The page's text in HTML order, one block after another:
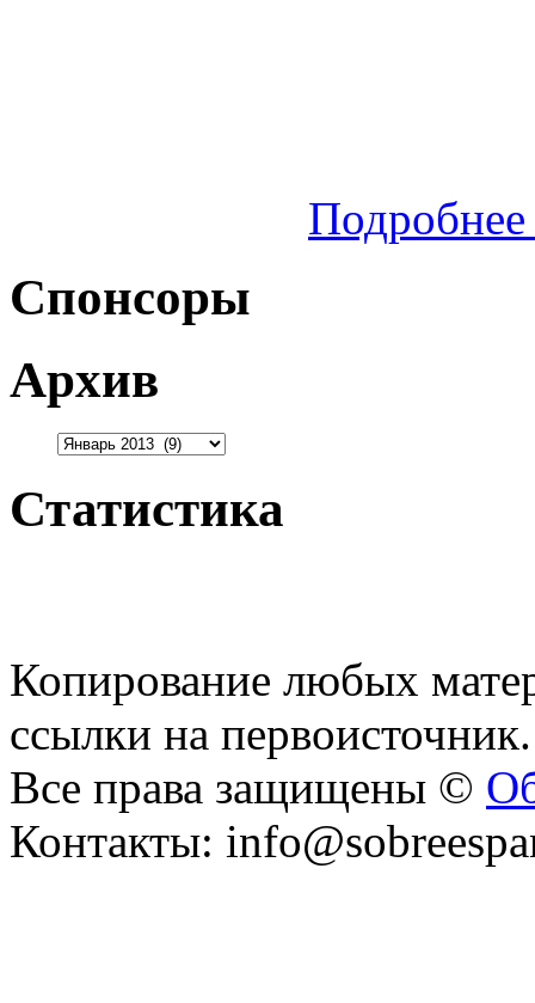
Спонсоры
Архив
Статистика
Копирование любых
ссылки на первоисточник.
Все права защищены ©
Контакты: